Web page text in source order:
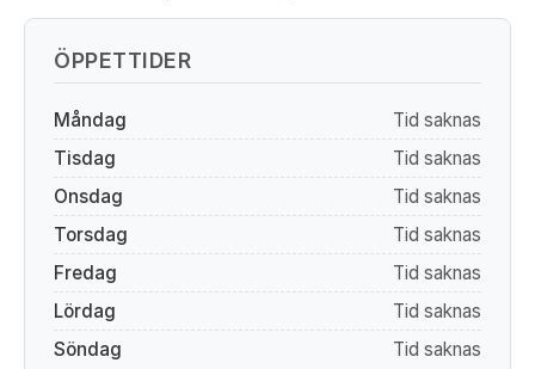
ÖPPETTIDER
Måndag
Tid saknas
Tisdag
Tid saknas
Onsdag
Tid saknas
Torsdag
Tid saknas
Fredag
Tid saknas
Lördag
Tid saknas
Söndag
Tid saknas